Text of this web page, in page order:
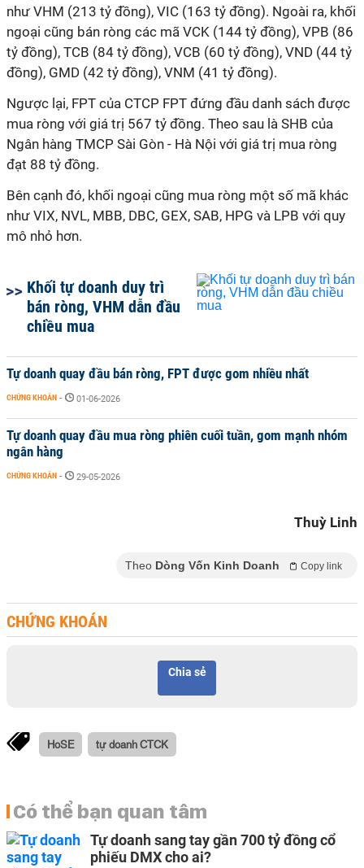
như VHM (213 tỷ đồng), VIC (163 tỷ đồng). Ngoài ra, khối
ngoại cũng bán ròng các mã VCK (144 tỷ đồng), VPB (86
tỷ đồng), TCB (84 tỷ đồng), VCB (60 tỷ đồng), VND (44 tỷ
đồng), GMD (42 tỷ đồng), VNM (41 tỷ đồng).
Ngược lại, FPT của CTCP FPT đứng đầu danh sách được
mua ròng với giá trị 567 tỷ đồng. Theo sau là SHB của
Ngân hàng TMCP Sài Gòn - Hà Nội với giá trị mua ròng
đạt 88 tỷ đồng.
Bên cạnh đó, khối ngoại cũng mua ròng một số mã khác
như VIX, NVL, MBB, DBC, GEX, SAB, HPG và LPB với quy
mô nhỏ hơn.
Khối tự doanh duy trì
bán ròng, VHM dẫn đầu
chiều mua
Tự doanh quay đầu bán ròng, FPT được gom nhiều nhất
CHỨNG KHOÁN - 01-06-2026
Tự doanh quay đầu mua ròng phiên cuối tuần, gom mạnh nhóm
ngân hàng
CHỨNG KHOÁN - 29-05-2026
Thuỳ Linh
Theo Dòng Vốn Kinh Doanh Copy link
CHỨNG KHOÁN
Chia sẻ
HoSE tự doanh CTCK
Có thể bạn quan tâm
Tự doanh sang tay gần 700 tỷ đồng cổ
phiếu DMX cho ai?